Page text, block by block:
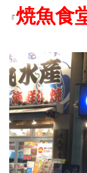
『焼魚食